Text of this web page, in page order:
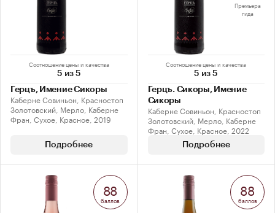
Соотношение цены и качества
5 из 5
Герцъ, Имение Сикоры
Каберне Совиньон, Красностоп
Золотовский, Мерло, Каберне
Фран, Сухое, Красное, 2019
Подробнее
Соотношение цены и качества
5 из 5
Герцъ. Сикоры, Имение
Сикоры
Каберне Совиньон, Красностоп
Золотовский, Мерло, Каберне
Фран, Сухое, Красное, 2022
Подробнее
Премьера
гида
88
баллов
88
баллов